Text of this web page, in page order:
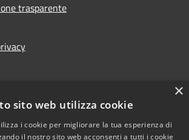
trasparente
×
sito web utilizza cookie
i cookie per migliorare la tua esperienza di
il nostro sito web acconsenti a tutti i cookie